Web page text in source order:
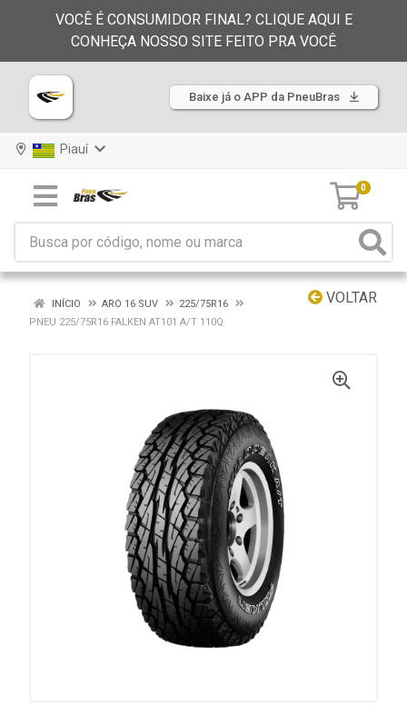
VOCÊ É CONSUMIDOR FINAL? CLIQUE AQUI E
CONHEÇA NOSSO SITE FEITO PRA VOCÊ
Baixe já o APP da PneuBras
Piauí
0
VOLTAR
INÍCIO ARO 16 SUV
225/75R16
PNEU 225/75R16 FALKEN AT101 A/T 110Q